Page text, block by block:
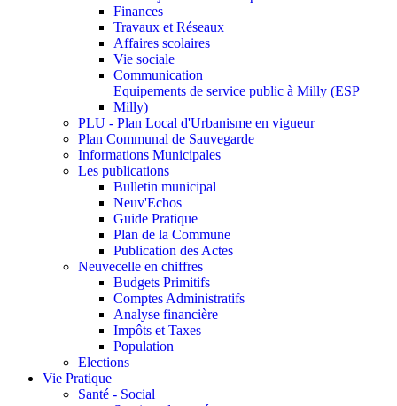
Finances
Travaux et Réseaux
Affaires scolaires
Vie sociale
Communication
Equipements de service public à Milly (ESP
Milly)
PLU - Plan Local d'Urbanisme en vigueur
Plan Communal de Sauvegarde
Informations Municipales
Les publications
Bulletin municipal
Neuv'Echos
Guide Pratique
Plan de la Commune
Publication des Actes
Neuvecelle en chiffres
Budgets Primitifs
Comptes Administratifs
Analyse financière
Impôts et Taxes
Population
Elections
Vie Pratique
Santé - Social